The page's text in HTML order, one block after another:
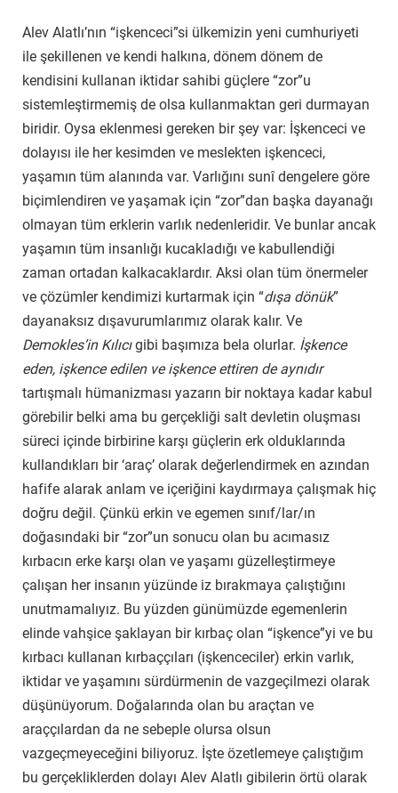
Alev Alatlı’nın “işkenceci”si ülkemizin yeni cumhuriyeti
ile şekillenen ve kendi halkına, dönem dönem de
kendisini kullanan iktidar sahibi güçlere “zor”u
sistemleştirmemiş de olsa kullanmaktan geri durmayan
biridir. Oysa eklenmesi gereken bir şey var: İşkenceci ve
dolayısı ile her kesimden ve meslekten işkenceci,
yaşamın tüm alanında var. Varlığını sunî dengelere göre
biçimlendiren ve yaşamak için “zor”dan başka dayanağı
olmayan tüm erklerin varlık nedenleridir. Ve bunlar ancak
yaşamın tüm insanlığı kucakladığı ve kabullendiği
zaman ortadan kalkacaklardır. Aksi olan tüm önermeler
ve çözümler kendimizi kurtarmak için “dışa dönük”
dayanaksız dışavurumlarımız olarak kalır. Ve
Demokles’in Kılıcıgibi başımıza bela olurlar. İşkence
eden, işkence edilen ve işkence ettiren de aynıdır
tartışmalı hümanizması yazarın bir noktaya kadar kabul
görebilir belki ama bu gerçekliği salt devletin oluşması
süreci içinde birbirine karşı güçlerin erk olduklarında
kullandıkları bir ‘araç’ olarak değerlendirmek en azından
hafife alarak anlam ve içeriğini kaydırmaya çalışmak hiç
doğru değil. Çünkü erkin ve egemen sınıf/lar/ın
doğasındaki bir “zor”un sonucu olan bu acımasız
kırbacın erke karşı olan ve yaşamı güzelleştirmeye
çalışan her insanın yüzünde iz bırakmaya çalıştığını
unutmamalıyız. Bu yüzden günümüzde egemenlerin
elinde vahşice şaklayan bir kırbaç olan “işkence”yi ve bu
kırbacı kullanan kırbaççıları (işkenceciler) erkin varlık,
iktidar ve yaşamını sürdürmenin de vazgeçilmezi olarak
düşünüyorum. Doğalarında olan bu araçtan ve
araççılardan da ne sebeple olursa olsun
vazgeçmeyeceğini biliyoruz. İşte özetlemeye çalıştığım
bu gerçekliklerden dolayı Alev Alatlı gibilerin örtü olarak